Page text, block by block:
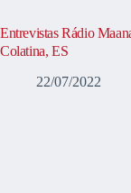
Entrevistas Rádio
Colatina, ES
22/07/2022